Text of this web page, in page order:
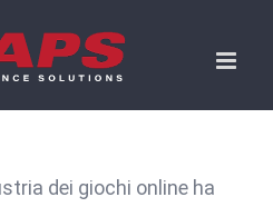
dei giochi online ha